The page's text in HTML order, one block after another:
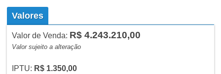
Valores
Valor de Venda: R$ 4.243.210,00
Valor sujeito a alteração
IPTU: R$ 1.350,00